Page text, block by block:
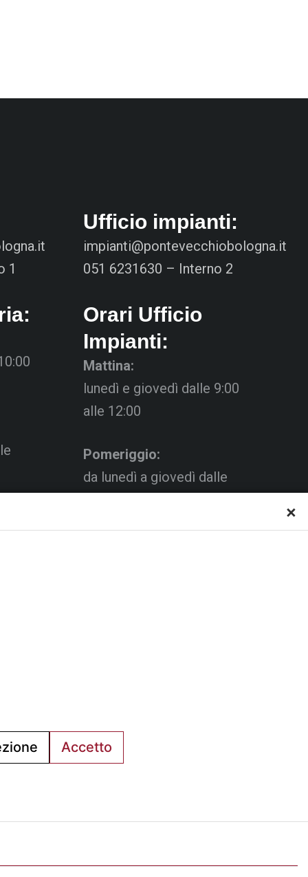
1
Ufficio impianti:
impianti@pontevecchiobologna.it
051 6231630 – Interno 2
Orari Ufficio
Impianti:
Mattina:
lunedì e giovedì dalle 9:00
alle 12:00
Pomeriggio:
da lunedì a giovedì dalle
×
Accetto